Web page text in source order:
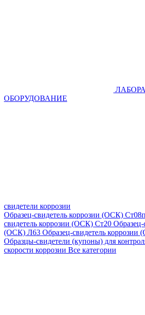
ОБОРУДОВАНИЕ
свидетели коррозии
Образец-свидетель коррозии (ОСК)
свидетель коррозии (ОСК) Ст20 Образец-
(ОСК) Л63 Образец-свидетель
Образцы-свидетели (купоны) для
скорости коррозии Все категории